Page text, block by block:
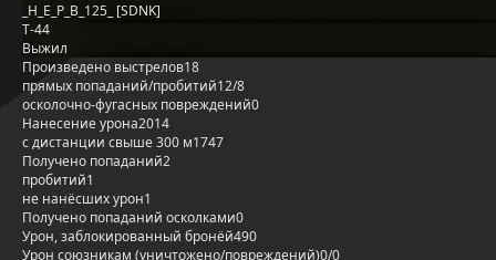
_H_E_P_B_125_ [SDNK]
Т-44
Выжил
Произведено выстрелов18
прямых попаданий/пробитий12/8
осколочно-фугасных повреждений0
Нанесение урона2014
с дистанции свыше 300 м1747
Получено попаданий2
пробитий1
не нанёсших урон1
Получено попаданий осколками0
Урон, заблокированный бронёй490
Урон союзникам (уничтожено/повреждений)0/0